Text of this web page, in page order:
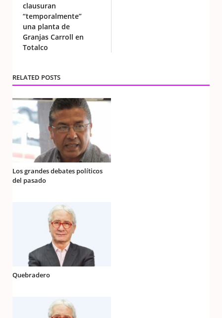
clausuran
“temporalmente”
una planta de
Granjas Carroll en
Totalco
RELATED POSTS
Los grandes debates políticos
del pasado
Quebradero